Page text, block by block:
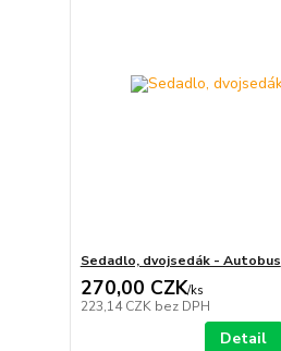
Sedadlo, dvojsedák - Autobus
270,00 CZK/ks
223,14 CZK bez DPH
Detail